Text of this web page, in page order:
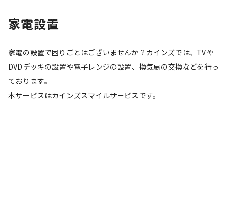
家電設置
家電の設置で困りごとはございませんか？カインズでは、TVや
DVDデッキの設置や電子レンジの設置、換気扇の交換などを行っ
ております。
本サービスはカインズスマイルサービスです。